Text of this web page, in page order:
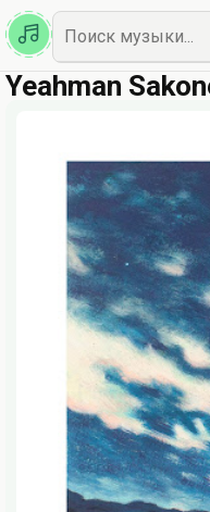
Казахская
Наш Топ
Yeahman